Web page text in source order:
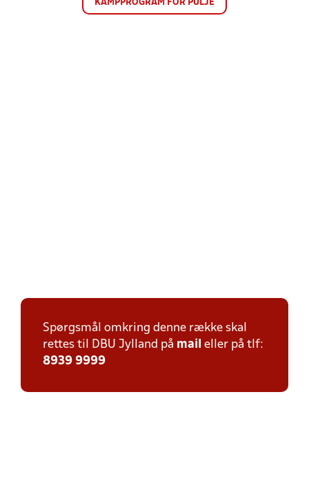
KAMPPROGRAM FOR PULJE
Spørgsmål omkring denne række skal
rettes til DBU Jylland på mail eller på tlf:
8939 9999